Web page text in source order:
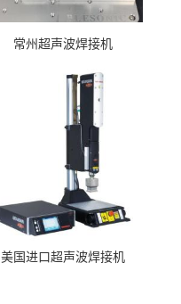
常州超声波焊接机
美国进口超声波焊接机